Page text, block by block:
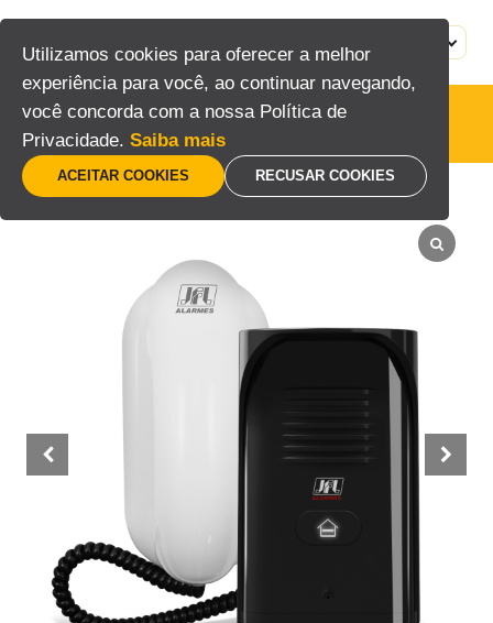
Utilizamos cookies para oferecer a melhor
experiência para você, ao continuar navegando,
você concorda com a nossa Política de
Privacidade. Saiba mais
RECUSAR COOKIES
ACEITAR COOKIES
conteúdo
Interfones
Home / Interfonia / Interfones / IRT-4000 FI